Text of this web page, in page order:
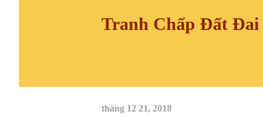
Tranh Chấp Đất Đai
tháng 12 21, 2018